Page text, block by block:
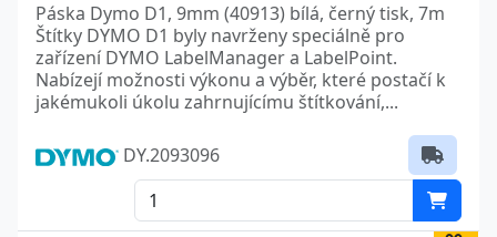
Páska Dymo D1, 9mm (40913) bílá, černý tisk, 7m
Štítky DYMO D1 byly navrženy speciálně pro
zařízení DYMO LabelManager a LabelPoint.
Nabízejí možnosti výkonu a výběr, které postačí k
jakémukoli úkolu zahrnujícímu štítkování,...
DY.2093096